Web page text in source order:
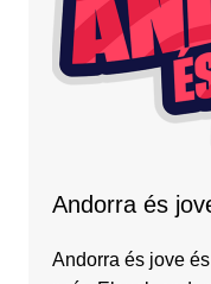
Andorra és
Andorra és jove